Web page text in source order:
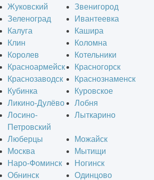
Жуковский
Звенигород
Зеленоград
Ивантеевка
Калуга
Кашира
Клин
Коломна
Королев
Котельники
Красноармейск
Красногорск
Краснозаводск
Краснознаменск
Кубинка
Куровское
Ликино-Дулёво
Лобня
Лосино-
Петровский
Лыткарино
Люберцы
Можайск
Москва
Мытищи
Наро-Фоминск
Ногинск
Обнинск
Одинцово